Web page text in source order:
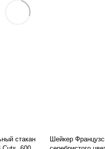
стакан
Шейкер